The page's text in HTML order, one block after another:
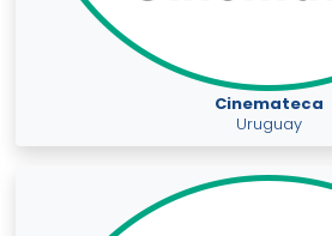
Cinemateca
Uruguay